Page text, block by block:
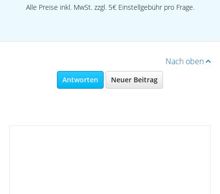
Alle Preise inkl. MwSt. zzgl. 5€ Einstellgebühr pro Frage.
Nach oben
Antworten Neuer Beitrag